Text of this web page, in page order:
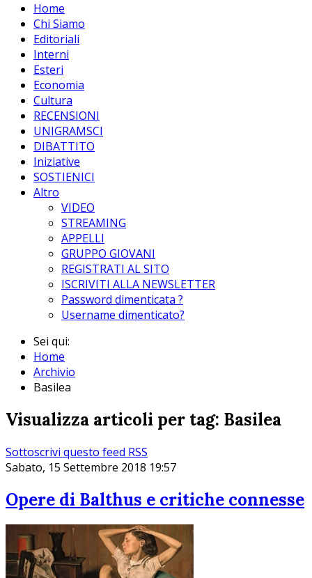
Home
Chi Siamo
Editoriali
Interni
Esteri
Economia
Cultura
RECENSIONI
UNIGRAMSCI
DIBATTITO
Iniziative
SOSTIENICI
Altro
VIDEO
STREAMING
APPELLI
GRUPPO GIOVANI
REGISTRATI AL SITO
ISCRIVITI ALLA NEWSLETTER
Password dimenticata ?
Username dimenticato?
Sei qui:
Home
Archivio
Basilea
Visualizza articoli per tag: Basilea
Sottoscrivi questo feed RSS
Sabato, 15 Settembre 2018 19:57
Opere di Balthus e critiche connesse